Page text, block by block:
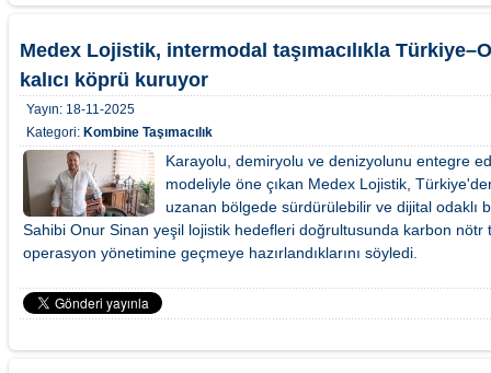
Medex Lojistik, intermodal taşımacılıkla
kalıcı köprü kuruyor
Yayın: 18-11-2025
Kategori: Kombine Taşımacılık
Karayolu, demiryolu ve denizyolunu entegre
modeliyle öne çıkan Medex Lojistik,
uzanan bölgede sürdürülebilir ve dijital odaklı
Sahibi Onur Sinan yeşil lojistik hedefleri doğrultusunda karbon nötr
operasyon yönetimine geçmeye hazırlandıklarını söyledi.